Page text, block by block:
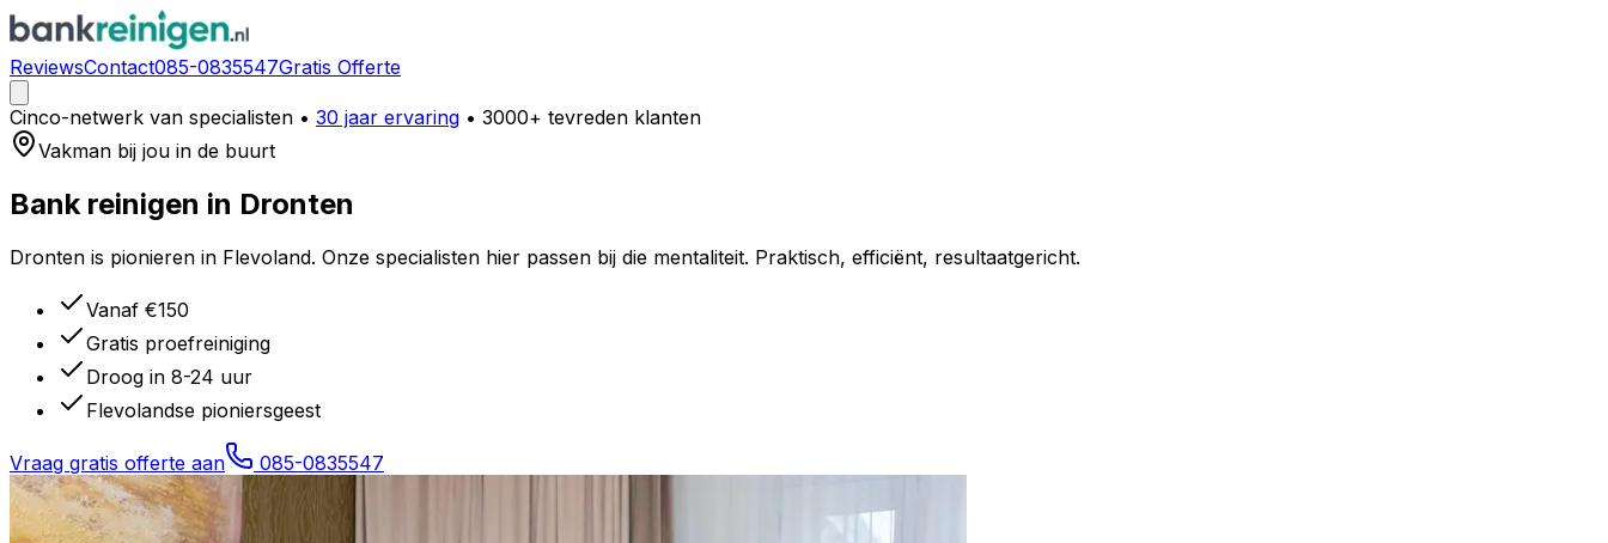
ReviewsContact085-0835547Gratis Offerte
Cinco-netwerk van specialisten • 30 jaar ervaring • 3000+ tevreden klanten
Vakman bij jou in de buurt
Bank reinigen in Dronten
Dronten is pionieren in Flevoland. Onze specialisten hier passen bij die mentaliteit. Praktisch, efficiënt, resultaatgericht.
Vanaf €150
Gratis proefreiniging
Droog in 8-24 uur
Flevolandse pioniersgeest
Vraag gratis offerte aan 085-0835547